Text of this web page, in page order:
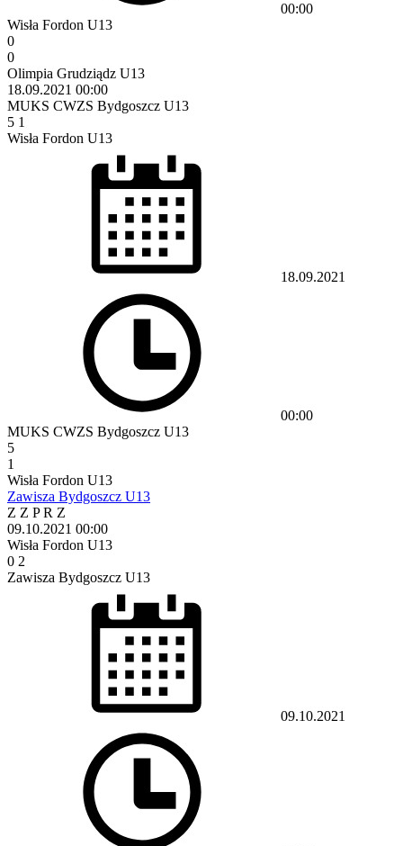
00:00
Wisła Fordon U13
0
0
Olimpia Grudziądz U13
18.09.2021 00:00
MUKS CWZS Bydgoszcz U13
5 1
Wisła Fordon U13
18.09.2021
00:00
MUKS CWZS Bydgoszcz U13
5
1
Wisła Fordon U13
Zawisza Bydgoszcz U13
Z Z PR Z
09.10.2021 00:00
Wisła Fordon U13
0 2
Zawisza Bydgoszcz U13
09.10.2021